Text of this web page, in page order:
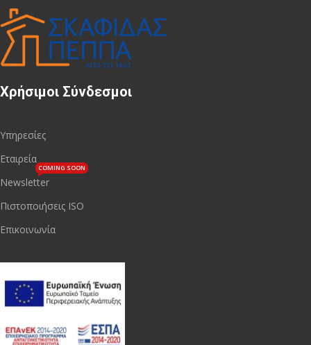
Χρήσιμοι Σύνδεσμοι
Υπηρεσίες
Εταιρεία
Newsletter
COMING SOON
Πιστοποιήσεις ISO
Επικοινωνία